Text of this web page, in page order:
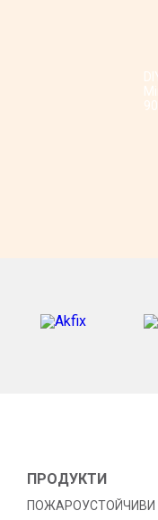
ПРОДУКТИ
ПОЖАРОУСТОЙЧИВИ